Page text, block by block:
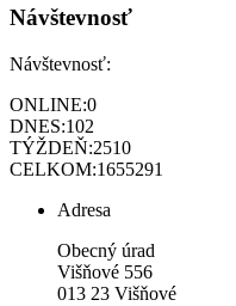
Návštevnosť
Návštevnosť:
ONLINE:0
DNES:102
TÝŽDEŇ:2510
CELKOM:1655291
Adresa
Obecný úrad
Višňové 556
013 23 Višňové